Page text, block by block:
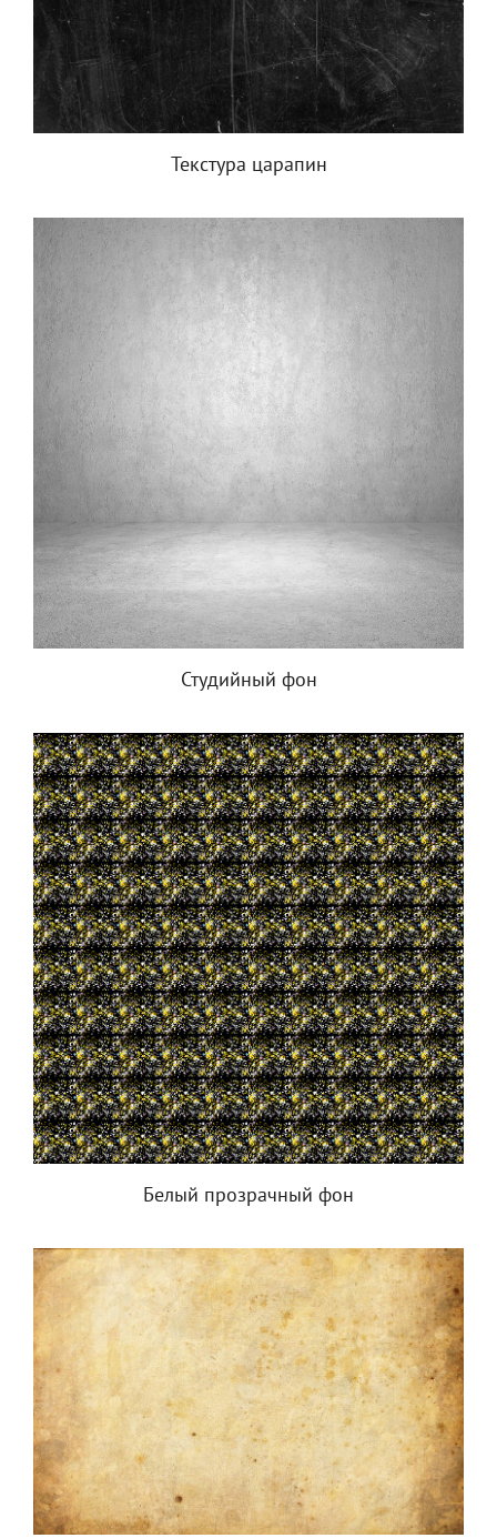
Текстура царапин
Студийный фон
Белый прозрачный фон